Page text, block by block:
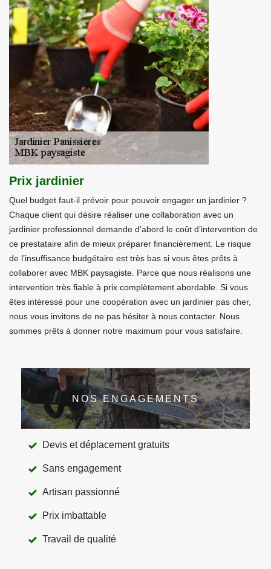
Prix jardinier
Quel budget faut-il prévoir pour pouvoir engager un jardinier ?
Chaque client qui désire réaliser une collaboration avec un
jardinier professionnel demande d’abord le coût d’intervention de
ce prestataire afin de mieux préparer financièrement. Le risque
de l’insuffisance budgétaire est très bas si vous êtes prêts à
collaborer avec MBK paysagiste. Parce que nous réalisons une
intervention très fiable à prix complètement abordable. Si vous
êtes intéressé pour une coopération avec un jardinier pas cher,
nous vous invitons de ne pas hésiter à nous contacter. Nous
sommes prêts à donner notre maximum pour vous satisfaire.
NOS ENGAGEMENTS
Devis et déplacement gratuits
Sans engagement
Artisan passionné
Prix imbattable
Travail de qualité